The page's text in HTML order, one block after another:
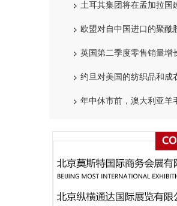
土耳其集团将在孟加拉国
欧盟对自中国进口的聚酰
英国第二季度零售销量增
约旦对美国的纺织品和成
年中休市前，澳大利亚羊